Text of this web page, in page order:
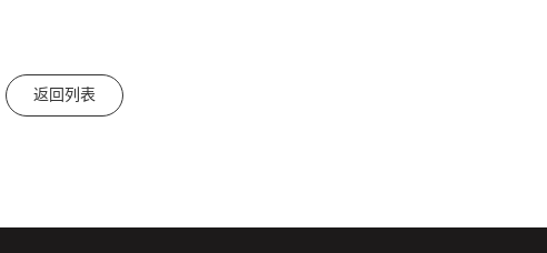
返回列表